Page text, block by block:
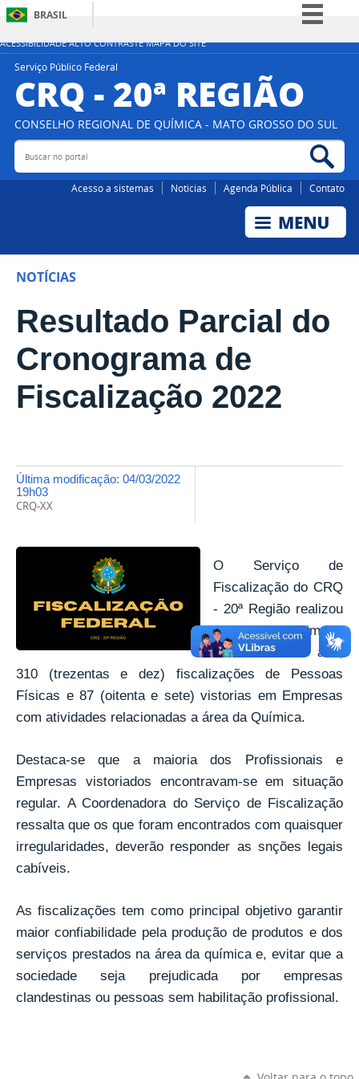
ACESSIBILIDADE ALTO CONTRASTE MAPA DO SITE
BRASIL
Simplifique!
Participe
Acesso à informação
Legislação
Serviço Público Federal
CRQ - 20ª REGIÃO
CONSELHO REGIONAL DE QUÍMICA - MATO GROSSO DO SUL
Buscar
portal
Acesso a sistemas Noticias Agenda Pública Contato
NOTÍCIAS
Resultado Parcial do
Cronograma de
Fiscalização 2022
última modificação: 04/03/2022
19h03
CRQ-XX
O Serviço de
Fiscalização do CRQ
- 20ª Região realizou
somente no primeiro
bimestre deste ano,
310 (trezentas e dez) fiscalizações de Pessoas
Físicas e 87 (oitenta e sete) vistorias em Empresas
com atividades relacionadas a área da Química.
Destaca-se que a maioria dos Profissionais e
Empresas vistoriados encontravam-se em situação
regular. A Coordenadora do Serviço de Fiscalização
ressalta que os que foram encontrados com quaisquer
irregularidades, deverão responder as snções legais
cabíveis.
As fiscalizações tem como principal objetivo garantir
maior confiabilidade pela produção de produtos e dos
serviços prestados na área da química e, evitar que a
sociedade seja prejudicada por empresas
clandestinas ou pessoas sem habilitação profissional.